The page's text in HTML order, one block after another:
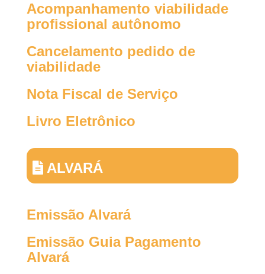
Acompanhamento viabilidade
profissional autônomo
Cancelamento pedido de
viabilidade
Nota Fiscal de Serviço
Livro Eletrônico
ALVARÁ
Emissão Alvará
Emissão Guia Pagamento
Alvará